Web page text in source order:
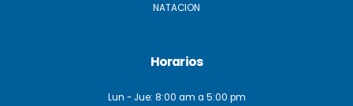
NATACION
Horarios
Lun - Jue: 8:00 am a 5:00 pm